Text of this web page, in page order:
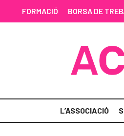
FORMACIÓ BORSA DE
L’ASSOCIACIÓ